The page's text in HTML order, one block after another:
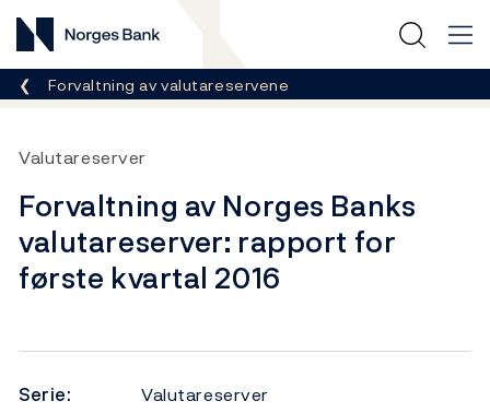
Norges Bank
Her er du nå:
Forvaltning av valutareservene
Valutareserver
Forvaltning av Norges Banks
valutareserver: rapport for
første kvartal 2016
Serie:
Valutareserver